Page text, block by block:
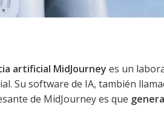
artificial MidJourney es un
Su software de IA, también
de MidJourney es que